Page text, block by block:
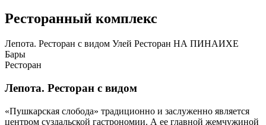
Ресторанный комплекс
Лепота. Ресторан с видом Улей Ресторан НА ПИНАИХЕ
Бары
Ресторан
Лепота. Ресторан с видом
«Пушкарская слобода» традиционно и заслуженно является
центром суздальской гастрономии. А ее главной жемчужиной